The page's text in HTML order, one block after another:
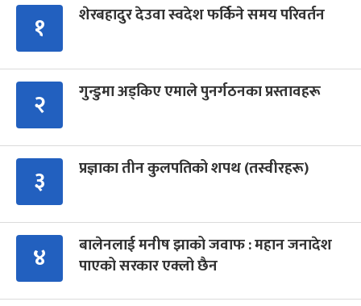
१ शेरबहादुर देउवा स्वदेश फर्किने समय परिवर्तन
२ गुन्डुमा अड्किए एमाले पुनर्गठनका प्रस्तावहरू
३ प्रज्ञाका तीन कुलपतिको शपथ (तस्वीरहरू)
४
बालेनलाई मनीष झाको जवाफ : महान जनादेश
पाएको सरकार एक्लो छैन